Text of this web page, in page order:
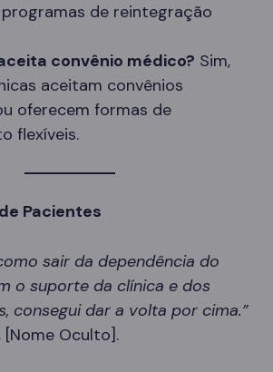
de reintegração
convênio médico? Sim,
aceitam convênios
oferecem formas de
flexíveis.
Pacientes
sair da dependência do
o suporte da clínica e dos
consegui dar a volta por cima.”
Oculto].